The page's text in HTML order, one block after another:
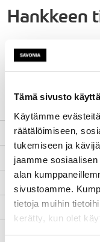
Tämä sivusto
Käytämme
räätälöimiseen,
tukemiseen ja
jaamme
alan
sivustoamme.
tietoja muihin
kerätty, kun olet
Hankkeen
Aloituspäivä
Lopetuspäivä
www-sivut
Tila